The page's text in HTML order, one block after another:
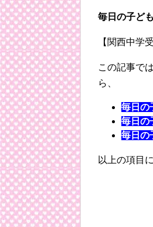
毎日の子ど
【関西中学
この記事で
ら、
毎日の
毎日の
毎日の
以上の項目